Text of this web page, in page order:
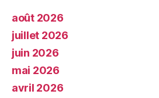
août 2026
juillet 2026
juin 2026
mai 2026
avril 2026